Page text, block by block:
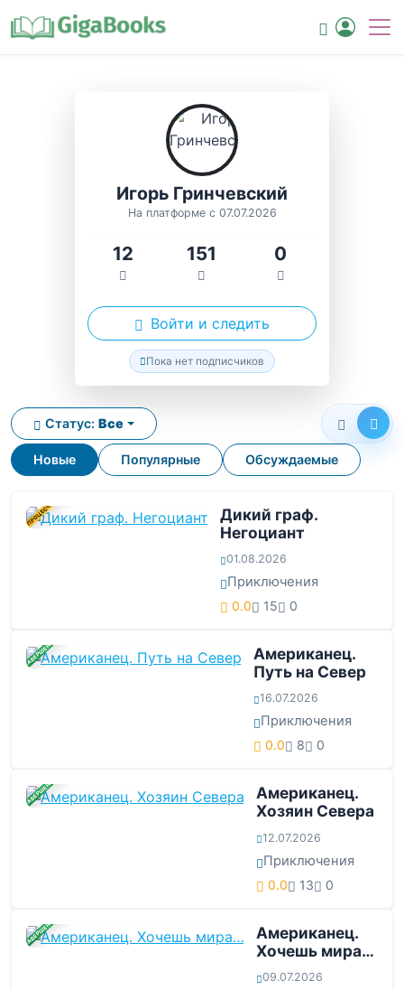
Игорь Гринчевский
На платформе с 07.07.2026
12 151 0
Войти и следить
Пока нет подписчиков
Новые Популярные Обсуждаемые
Статус: Все
В ПРОЦЕССЕ
Дикий граф.
Негоциант
01.08.2026
Приключения
0.0 15 0
ЗАВЕРШЕНА
Американец.
Путь на Север
16.07.2026
Приключения
0.0 8 0
ЗАВЕРШЕНА
Американец.
Хозяин Севера
12.07.2026
Приключения
0.0 13 0
ЗАВЕРШЕНА
Американец.
Хочешь мира…
09.07.2026